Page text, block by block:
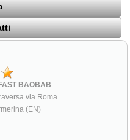
BAOBAB
via Roma
(EN)